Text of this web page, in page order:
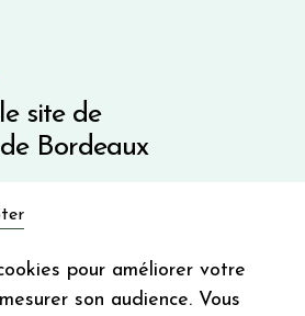
site de
Bordeaux
pour améliorer votre
son audience. Vous
sur votre première commande
?
en bon d'achat